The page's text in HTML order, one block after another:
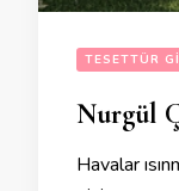
TESETTÜR
Nurgül
Havalar